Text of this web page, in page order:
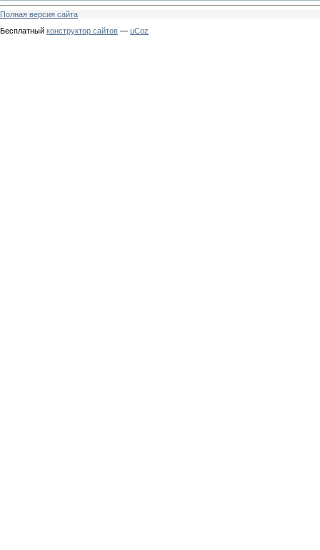
Полная версия сайта
Бесплатный конструктор сайтов — uCoz